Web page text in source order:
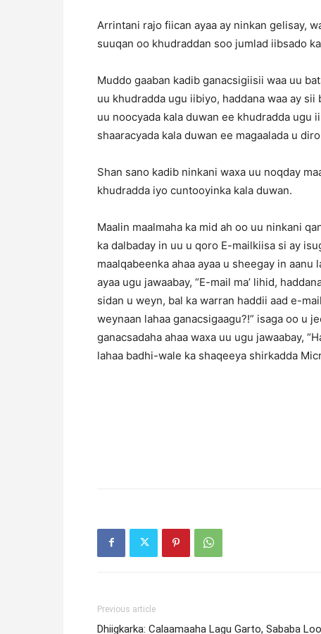
Arrintani rajo fiican ayaa ay ninkan gelisay,
suuqan oo khudraddan soo jumlad iibsado
Muddo gaaban kadib ganacsigiisii waa uu
uu khudradda ugu iibiyo, haddana waa ay
uu noocyada kala duwan ee khudradda ugu
shaaracyada kala duwan ee magaalada u
Shan sano kadib ninkani waxa uu noqday
khudradda iyo cuntooyinka kala duwan.
Maalin maalmaha ka mid ah oo uu ninkani
ka dalbaday in uu u qoro E-mailkiisa si ay
maalqabeenka ahaa ayaa u sheegay in aanu
ayaa ugu jawaabay, “E-mail ma’ lihid,
sidan u weyn, bal ka warran haddii aad e-
weynaan lahaa ganacsigaagu?!” isaga oo u
ganacsadaha ahaa waxa uu ugu jawaabay,
lahaa badhi-wale ka shaqeeya shirkadda
Previous article
Dhiigkarka: Calaamaaha Lagu Garto, Sababa Loo